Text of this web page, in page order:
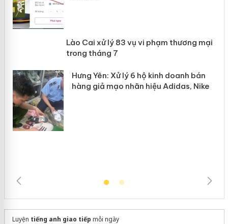
Lào Cai xử lý 83 vụ vi phạm thương
mại trong tháng 7
Luyện tiếng anh giao tiếp mỗi ngày